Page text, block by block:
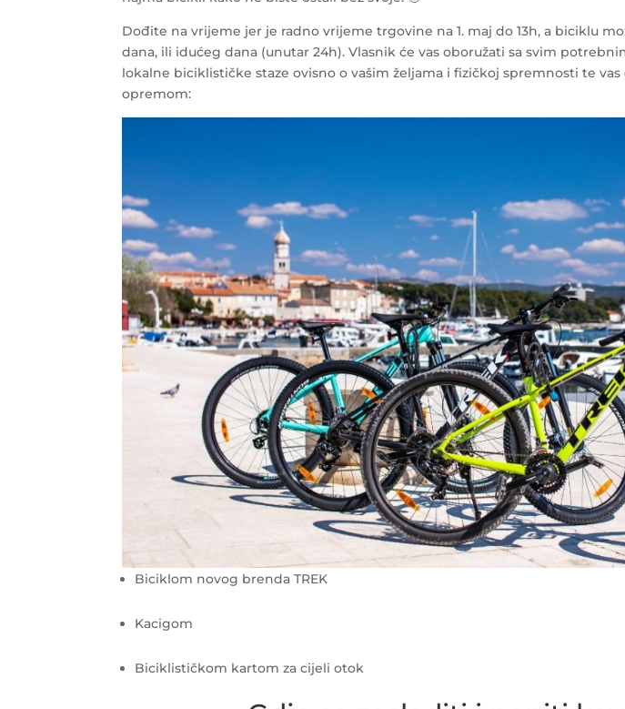
Dođite na vrijeme jer je radno vrijeme trgovine na 1. maj do 13h, a biciklu
dana, ili idućeg dana (unutar 24h). Vlasnik će vas oboružati sa svim
lokalne biciklističke staze ovisno o vašim željama i fizičkoj spremnosti te
opremom:
Biciklom novog brenda TREK
Kacigom
Biciklističkom kartom za cijeli otok